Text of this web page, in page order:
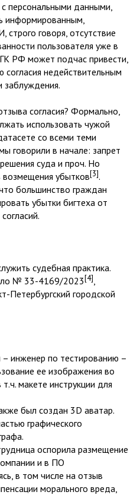
с персональными данными,
информированным,
говоря, отсутствие
пользователя уже в
РФ может подчас привести,
согласия недействительным
заблуждения.
согласия? Формально,
использовать чужой
со всеми теми
говорили в начале: запрет
суда и проч. Но
возмещения убытков[3].
большинство граждан
убытки бигтеха от
судебная практика.
№ 33-4169/2023[4],
Петербургский городской
инженер по тестированию –
ее изображения во
макете инструкции для
был создан 3D аватар.
графического
оспорила размещение
и в ПО
в том числе на отзыв
морального вреда,